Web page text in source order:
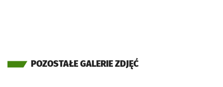
POZOSTAŁE GALERIE ZDJĘĆ